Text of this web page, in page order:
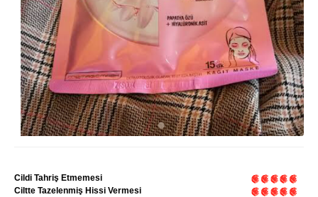
Cildi Tahriş Etmemesi
Ciltte Tazelenmiş Hissi Vermesi